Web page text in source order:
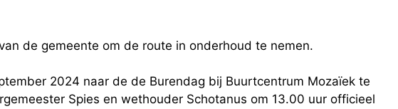
de gemeente om de route in onderhoud te nemen.
2024 naar de de Burendag bij Buurtcentrum Mozaïek te
Spies en wethouder Schotanus om 13.00 uur officieel